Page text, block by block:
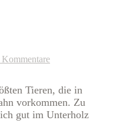
Kommentare
Tieren, die in
vorkommen. Zu
gut im Unterholz